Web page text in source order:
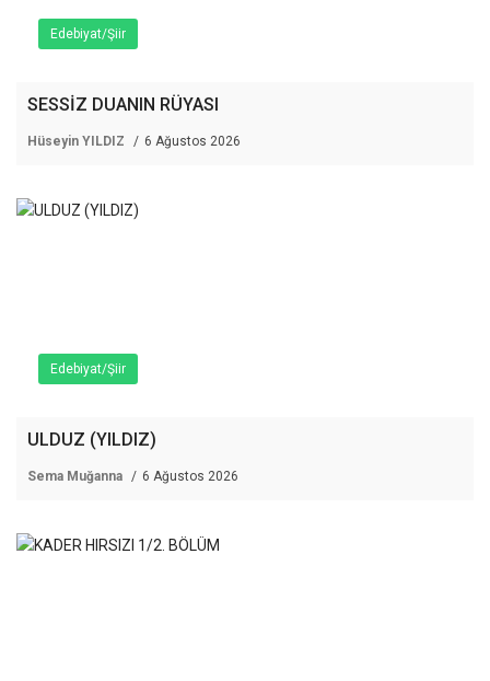
Edebiyat/Şiir
SESSİZ DUANIN RÜYASI
Hüseyin YILDIZ 6 Ağustos 2026
Edebiyat/Şiir
ULDUZ (YILDIZ)
Sema Muğanna 6 Ağustos 2026